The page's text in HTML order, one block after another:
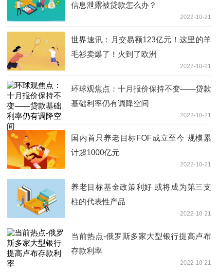
信息泄露被贷款怎么办？
2022-10-21
世界速讯：月交易额123亿元！这里的羊
毛衫卖爆了！火到了欧洲
2022-10-21
环球观焦点：十月报价保持不变——贷款
基础利率仍有调降空间
2022-10-21
国内首只养老目标FOF成立至今 规模累
计超1000亿元
2022-10-21
养老目标基金政策利好 或将成为第三支
柱的代表性产品
2022-10-21
当前热点-俄罗斯多家大型银行提高卢布
存款利率
2022-10-21